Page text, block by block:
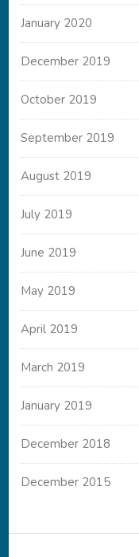
January 2020
December 2019
October 2019
September 2019
August 2019
July 2019
June 2019
May 2019
April 2019
March 2019
January 2019
December 2018
December 2015